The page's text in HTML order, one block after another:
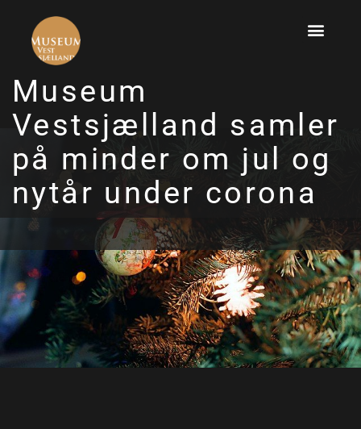
Museum
Vestsjælland samler
på minder om jul og
nytår under corona